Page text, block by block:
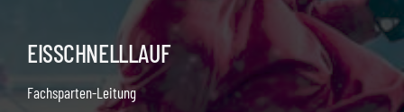
EISSCHNELLLAUF
Fachsparten-Leitung